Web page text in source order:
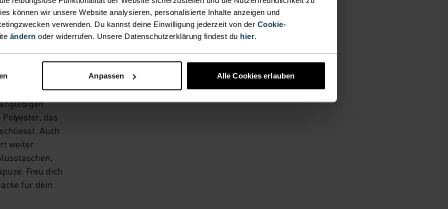
können wir unsere Website analysieren, personalisierte Inhalte anzeigen und
verwenden. Du kannst deine Einwilligung jederzeit von der Cookie-
ändern oder widerrufen. Unsere Datenschutzerklärung findest du hier.
Anpassen Alle Cookies erlauben
ist dein
ins Tal. Er
das
Auch
weiter
Freu dich
für dein